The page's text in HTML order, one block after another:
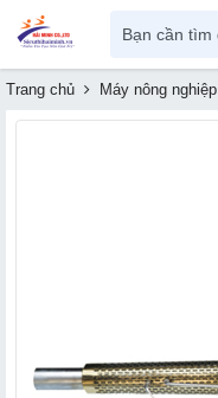
Trang chủ Máy nông nghiệp